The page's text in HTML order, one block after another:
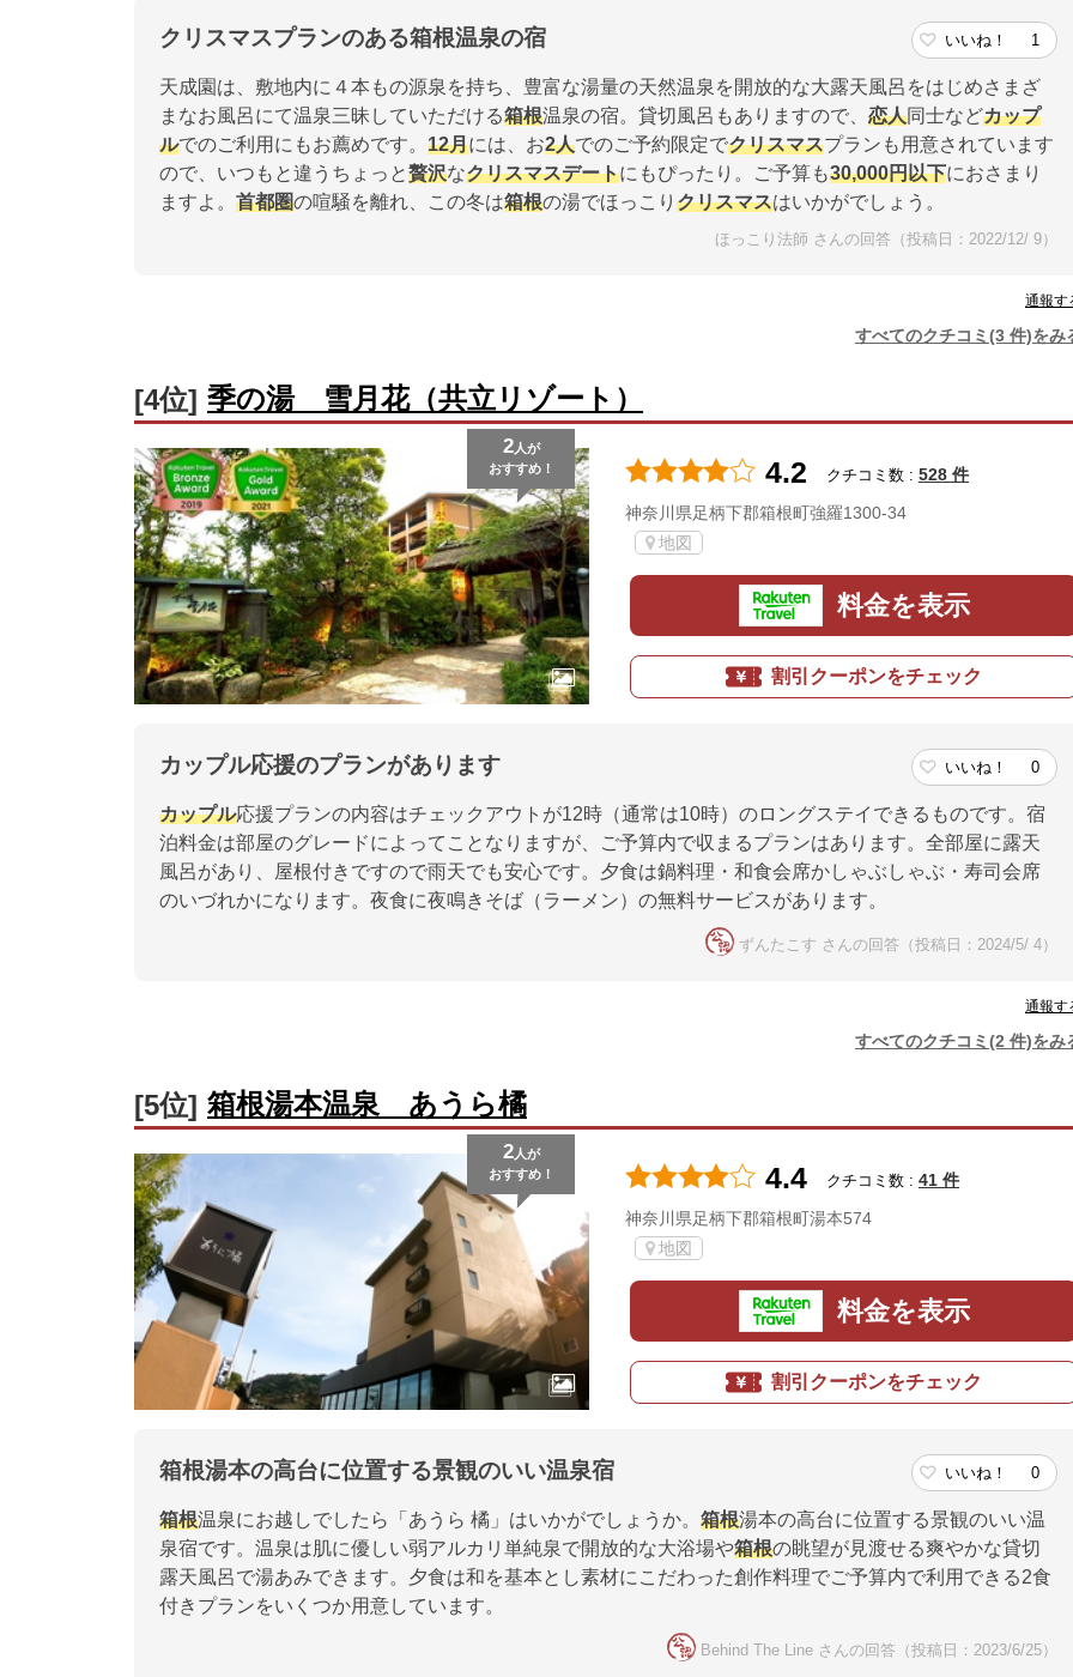
クリスマスプランのある箱根温泉の宿 いいね！ 1
天成園は、敷地内に４本もの源泉を持ち、豊富な湯量の天然温泉を開放的な大露天風呂をはじめさまざ
まなお風呂にて温泉三昧していただける箱根温泉の宿。貸切風呂もありますので、 恋人同士などカップ
ルでのご利用にもお薦めです。 12月には、お2人でのご予約限定でクリスマスプランも用意されています
ので、いつもと違うちょっと贅沢なクリスマスデートにもぴったり。ご予算も30,000円以下におさまり
ますよ。 首都圏の喧騒を離れ、この冬は箱根の湯でほっこり クリスマスはいかがでしょう。
ほっこり法師 さんの回答（投稿日：2022/12/ 9）
通報す
すべてのクチコミ(3 件)をみ
[4位] 季の湯 雪月花（共立リゾート）
2人が
おすすめ！
4.2 クチコミ数 : 528 件
神奈川県足柄下郡箱根町強羅1300-34
地図
料金を表示
割引クーポンをチェック
カップル応援のプランがあります いいね！ 0
カップル応援プランの内容はチェックアウトが12時（通常は10時）のロングステイできるものです。宿
泊料金は部屋のグレードによってことなりますが、ご予算内で収まるプランはあります。全部屋に露天
風呂があり、屋根付きですので雨天でも安心です。夕食は鍋料理・和食会席かしゃぶしゃぶ・寿司会席
のいづれかになります。夜食に夜鳴きそば（ラーメン）の無料サービスがあります。
ずんたこす さんの回答（投稿日：2024/5/ 4）
通報す
すべてのクチコミ(2 件)をみ
[5位] 箱根湯本温泉 あうら橘
2人が
おすすめ！
4.4 クチコミ数 : 41 件
神奈川県足柄下郡箱根町湯本574
地図
料金を表示
割引クーポンをチェック
箱根湯本の高台に位置する景観のいい温泉宿 いいね！ 0
箱根温泉にお越しでしたら「あうら 橘」はいかがでしょうか。 箱根湯本の高台に位置する景観のいい温
泉宿です。温泉は肌に優しい弱アルカリ単純泉で開放的な大浴場や箱根の眺望が見渡せる爽やかな貸切
露天風呂で湯あみできます。夕食は和を基本とし素材にこだわった創作料理でご予算内で利用できる2食
付きプランをいくつか用意しています。
Behind The Line さんの回答（投稿日：2023/6/25）